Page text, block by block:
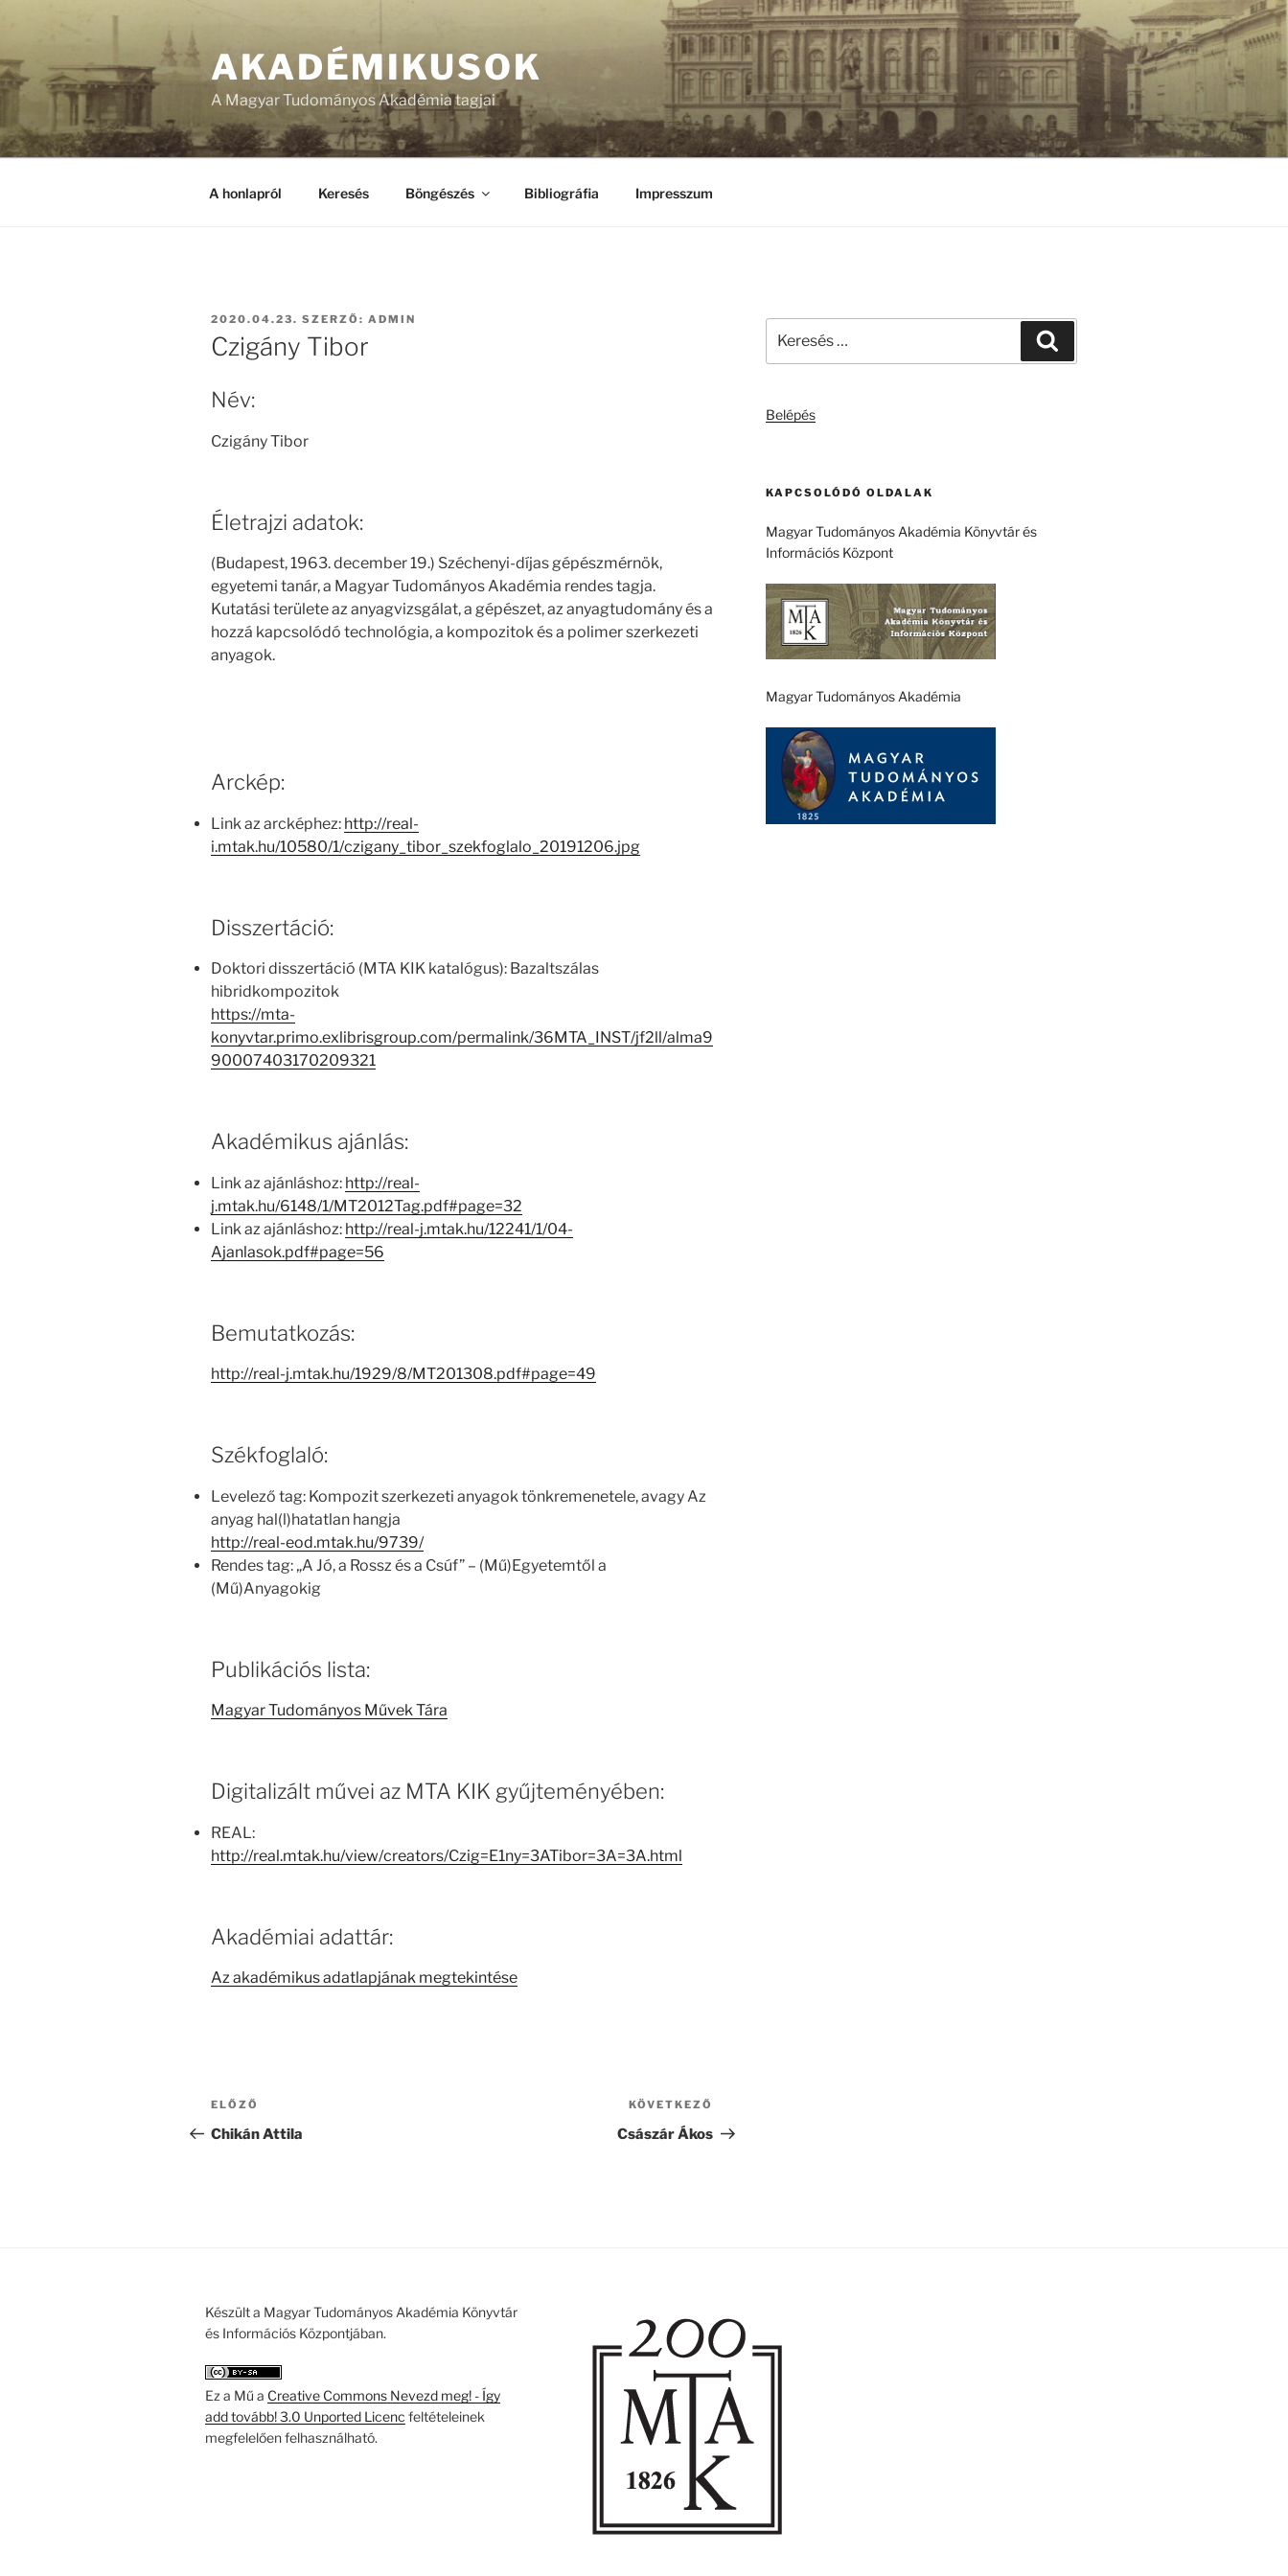
AKADÉMIKUSOK
A Magyar Tudományos Akadémia tagjai
A honlapról Keresés Böngészés Bibliográfia Impresszum
BEKÜLDVE:
2020.04.23. SZERZŐ: ADMIN
Czigány Tibor
Név:
Czigány Tibor
Életrajzi adatok:
(Budapest, 1963. december 19.) Széchenyi-díjas gépészmérnök,
egyetemi tanár, a Magyar Tudományos Akadémia rendes tagja.
Kutatási területe az anyagvizsgálat, a gépészet, az anyagtudomány és a
hozzá kapcsolódó technológia, a kompozitok és a polimer szerkezeti
anyagok.
Arckép:
Link az arcképhez: http://real-
i.mtak.hu/10580/1/czigany_tibor_szekfoglalo_20191206.jpg
Disszertáció:
Doktori disszertáció (MTA KIK katalógus): Bazaltszálas
hibridkompozitok
https://mta-
konyvtar.primo.exlibrisgroup.com/permalink/36MTA_INST/jf2ll/alma9
90007403170209321
Akadémikus ajánlás:
Link az ajánláshoz: http://real-
j.mtak.hu/6148/1/MT2012Tag.pdf#page=32
Link az ajánláshoz: http://real-j.mtak.hu/12241/1/04-
Ajanlasok.pdf#page=56
Bemutatkozás:
http://real-j.mtak.hu/1929/8/MT201308.pdf#page=49
Székfoglaló:
Levelező tag: Kompozit szerkezeti anyagok tönkremenetele, avagy Az
anyag hal(l)hatatlan hangja
http://real-eod.mtak.hu/9739/
Rendes tag: „A Jó, a Rossz és a Csúf” – (Mű)Egyetemtől a
(Mű)Anyagokig
Publikációs lista:
Magyar Tudományos Művek Tára
Digitalizált művei az MTA KIK gyűjteményében:
REAL:
http://real.mtak.hu/view/creators/Czig=E1ny=3ATibor=3A=3A.html
Akadémiai adattár:
Az akadémikus adatlapjának megtekintése
Bejegyzés
navigáció
Korábbi
bejegyzés
ELŐZŐ
Chikán Attila
bejegyzés
KÖVETKEZŐ
Császár Ákos
következő
Belépés
KAPCSOLÓDÓ OLDALAK
Magyar Tudományos Akadémia Könyvtár és
Információs Központ
Magyar Tudományos Akadémia
Készült a Magyar Tudományos Akadémia Könyvtár
és Információs Központjában.
Ez a Mű a Creative Commons Nevezd meg! - Így
add tovább! 3.0 Unported Licenc feltételeinek
megfelelően felhasználható.